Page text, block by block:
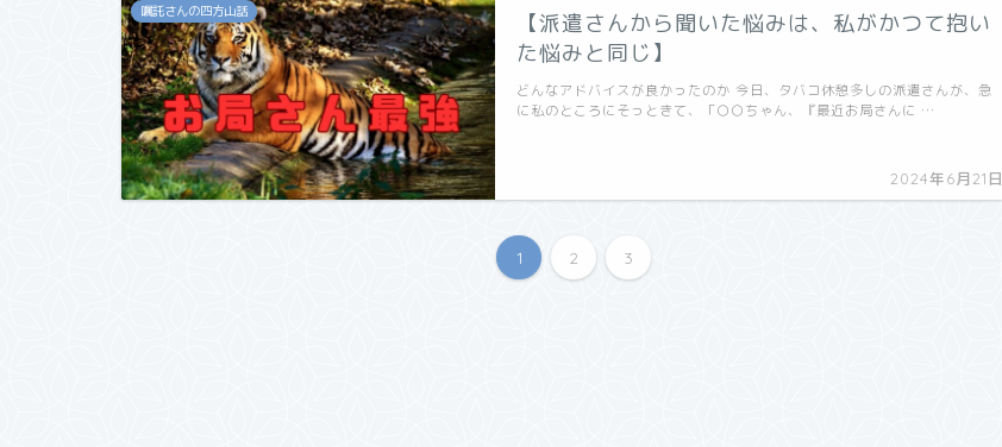
嘱託さんの四方山話
【派遣さんから聞いた悩みは、私がかつて抱い
た悩みと同じ】
2024年6月21日
どんなアドバイスが良かったのか 今日、タバコ休憩多しの派遣さんが、急
に私のところにそっときて、「○○ちゃん、『最近お局さんに …
1 2 3